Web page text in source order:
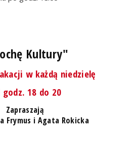
Kultury"
w każdą niedzielę
godz. 18 do 20
Zapraszają
Frymus i Agata Rokicka